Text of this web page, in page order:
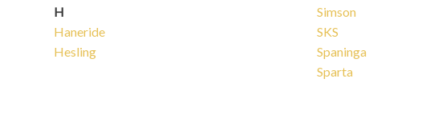
H
Haneride
Hesling
Simson
SKS
Spaninga
Sparta